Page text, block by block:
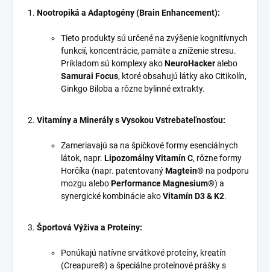
Nootropiká a Adaptogény (Brain Enhancement):
Tieto produkty sú určené na zvýšenie kognitívnych
funkcií, koncentrácie, pamäte a zníženie stresu.
Príkladom sú komplexy akoNeuroHackeralebo
Samurai Focus, ktoré obsahujú látky ako Citikolín,
Ginkgo Biloba a rôzne bylinné extrakty.
Vitamíny a Minerály s Vysokou Vstrebateľnosťou:
Zameriavajú sa na špičkové formy esenciálnych
látok, napr. Lipozomálny Vitamín C, rôzne formy
Horčíka (napr. patentovanýMagtein® na podporu
mozgu aleboPerformance Magnesium®) a
synergické kombinácie akoVitamín D3 & K2.
Športová Výživa a Proteíny:
Ponúkajú natívne srvátkové proteíny, kreatín
(Creapure®) a špeciálne proteínové prášky s